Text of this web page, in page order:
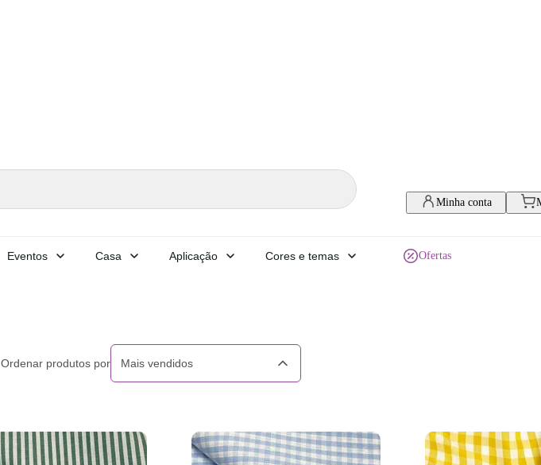
Minha conta
Eventos Casa Aplicação Cores e temas Ofertas
Ordenar produtos por Mais vendidos